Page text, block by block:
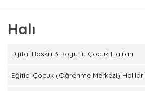
Halı
Dijital Baskılı 3 Boyutlu Çocuk Halıları
Eğitici Çocuk (Öğrenme Merkezi) Halıları